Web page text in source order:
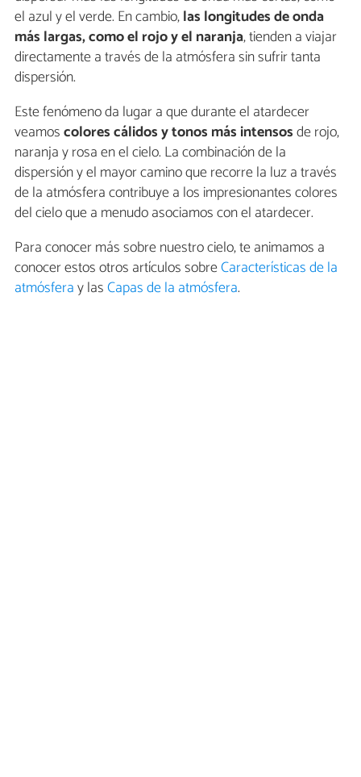
el azul y el verde. En cambio,las longitudes de onda
más largas, como el rojo y el naranja, tienden a viajar
directamente a través de la atmósfera sin sufrir tanta
dispersión.
Este fenómeno da lugar a que durante el atardecer
veamoscolores cálidos y tonos más intensosde rojo,
naranja y rosa en el cielo. La combinación de la
dispersión y el mayor camino que recorre la luz a través
de la atmósfera contribuye a los impresionantes colores
del cielo que a menudo asociamos con el atardecer.
Para conocer más sobre nuestro cielo, te animamos a
conocer estos otros artículos sobreCaracterísticas de la
atmósferay lasCapas de la atmósfera.